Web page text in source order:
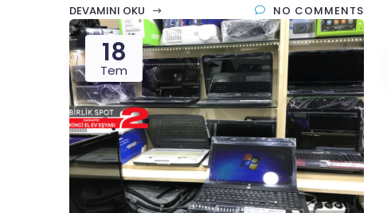
DEVAMINI OKU NO COMMENTS
18
Tem